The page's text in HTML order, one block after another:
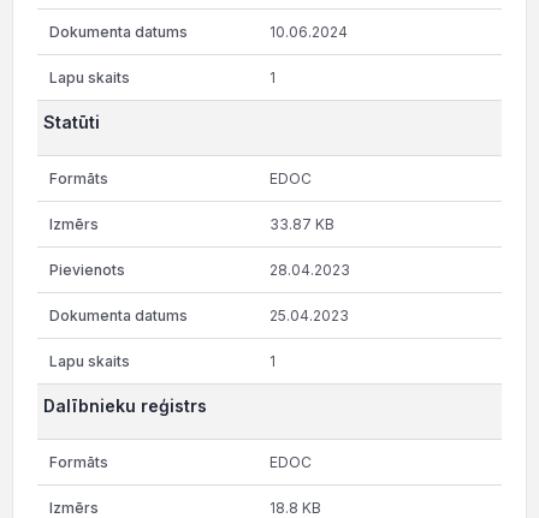
10.06.2024
1
Statūti
EDOC
33.87 KB
28.04.2023
25.04.2023
1
Dalībnieku reģistrs
EDOC
18.8 KB